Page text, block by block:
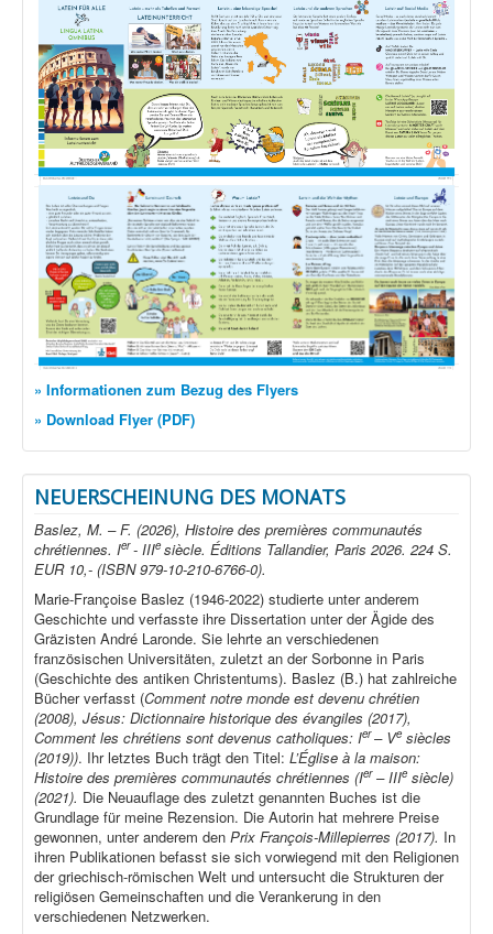
» Informationen zum Bezug des Flyers
» Download Flyer (PDF)
NEUERSCHEINUNG DES MONATS
Baslez, M. – F. (2026), Histoire des premières communautés
chrétiennes. Ier- IIIe siècle. Éditions Tallandier, Paris 2026. 224 S.
EUR 10,- (ISBN 979-10-210-6766-0).
Marie-Françoise Baslez (1946-2022) studierte unter anderem
Geschichte und verfasste ihre Dissertation unter der Ägide des
Gräzisten André Laronde. Sie lehrte an verschiedenen
französischen Universitäten, zuletzt an der Sorbonne in Paris
(Geschichte des antiken Christentums). Baslez (B.) hat zahlreiche
Bücher verfasst (Comment notre monde est devenu chrétien
(2008), Jésus: Dictionnaire historique des évangiles (2017),
Comment les chrétiens sont devenus catholiques: Ier– Ve siècles
(2019)). Ihr letztes Buch trägt den Titel: L’Église à la maison:
Histoire des premières communautés chrétiennes (Ier– IIIe siècle)
(2021). Die Neuauflage des zuletzt genannten Buches ist die
Grundlage für meine Rezension. Die Autorin hat mehrere Preise
gewonnen, unter anderem den Prix François-Millepierres (2017). In
ihren Publikationen befasst sie sich vorwiegend mit den Religionen
der griechisch-römischen Welt und untersucht die Strukturen der
religiösen Gemeinschaften und die Verankerung in den
verschiedenen Netzwerken.